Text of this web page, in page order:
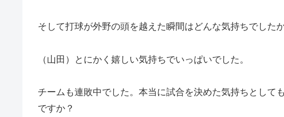
そして打球が外野の頭を越えた瞬間はどんな気持ちでした
（山田）とにかく嬉しい気持ちでいっぱいでした。
チームも連敗中でした。本当に試合を決めた気持ちとして
ですか？